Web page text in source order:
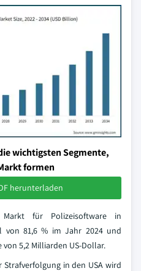
wichtigsten Segmente,
formen
herunterladen
für Polizeisoftware in
von 81,6 % im Jahr 2024 und
5,2 Milliarden US-Dollar.
Strafverfolgung in den USA wird